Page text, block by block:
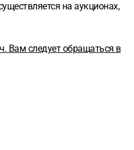
на аукционах,
Вам следует обращаться в